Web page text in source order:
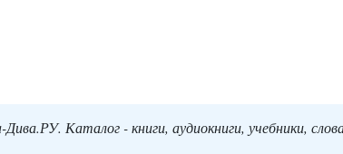
Каталог - книги, аудиокниги, учебники,